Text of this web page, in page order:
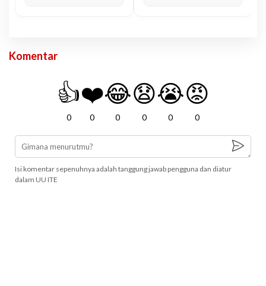
Komentar
👍
0
❤️
0
😂
0
😧
0
😭
0
😡
0
Isi komentar sepenuhnya adalah tanggung jawab pengguna dan diatur
dalam UU ITE